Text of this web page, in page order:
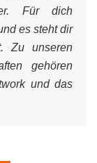
Für dich
es steht dir
Zu unseren
gehören
und das